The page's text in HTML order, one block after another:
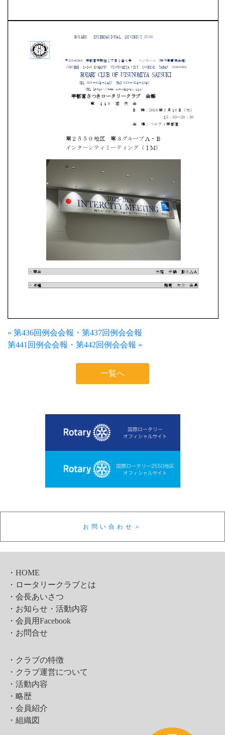
« 第436回例会会報・第437回例会会報
第441回例会会報・第442回例会会報 »
一覧へ
お問い合わせ＞
・HOME
・ロータリークラブとは
・会長あいさつ
・お知らせ・活動内容
・会員用Facebook
・お問合せ
・クラブの特徴
・クラブ運営について
・活動内容
・略歴
・会員紹介
・組織図